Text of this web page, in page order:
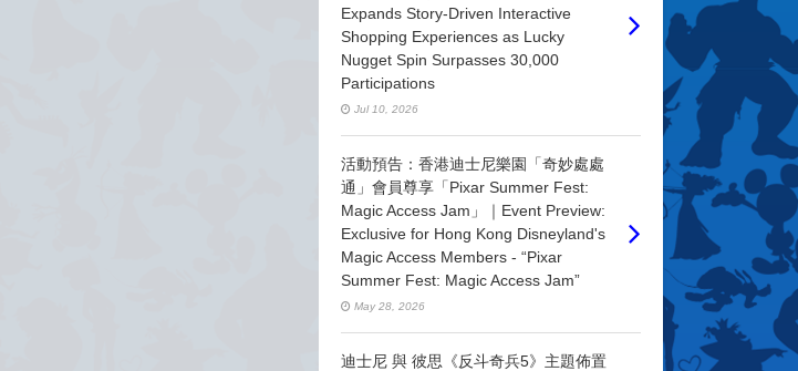
Expands Story-Driven Interactive
Shopping Experiences as Lucky
Nugget Spin Surpasses 30,000
Participations
Jul 10, 2026
活動預告：香港迪士尼樂園「奇妙處處
通」會員尊享「Pixar Summer Fest:
Magic Access Jam」｜Event Preview:
Exclusive for Hong Kong Disneyland's
Magic Access Members - “Pixar
Summer Fest: Magic Access Jam”
May 28, 2026
迪士尼 與 彼思《反斗奇兵5》主題佈置